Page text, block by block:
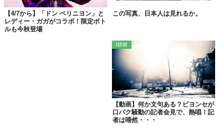
ね。私がデフジャムレコードから解雇された後、おばあち
ゃん家であなたのビデオを見ていなかったら、きっと私は
諦めていたと思う。あなたは、私たちみんなにインスピレ
互いに刺激しあい
支え合うふたり
これまで事あるごとに親交を温めてきたビヨンセとレディ・ガ
【4/7から】「ドン ペリニヨン」と
レディー・ガガがコラボ！限定ボト
ルも今秋登場
この写真、日本人は見れるか。
ISSUE
【動画】何か文句ある？ビヨンセが
口パク騒動の記者会見で、熱唱！記
者は唖然・・・